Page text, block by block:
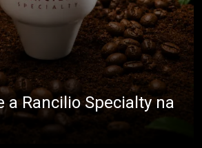
a Rancilio Specialty na